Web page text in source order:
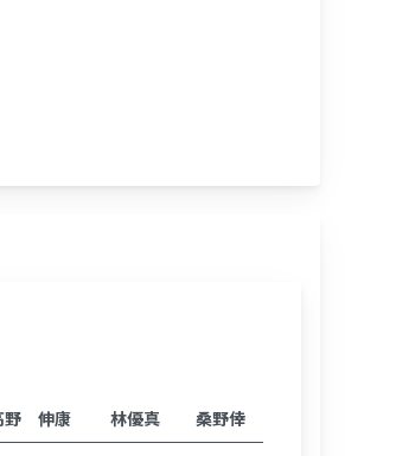
野 伸康 林優真 桑野倖